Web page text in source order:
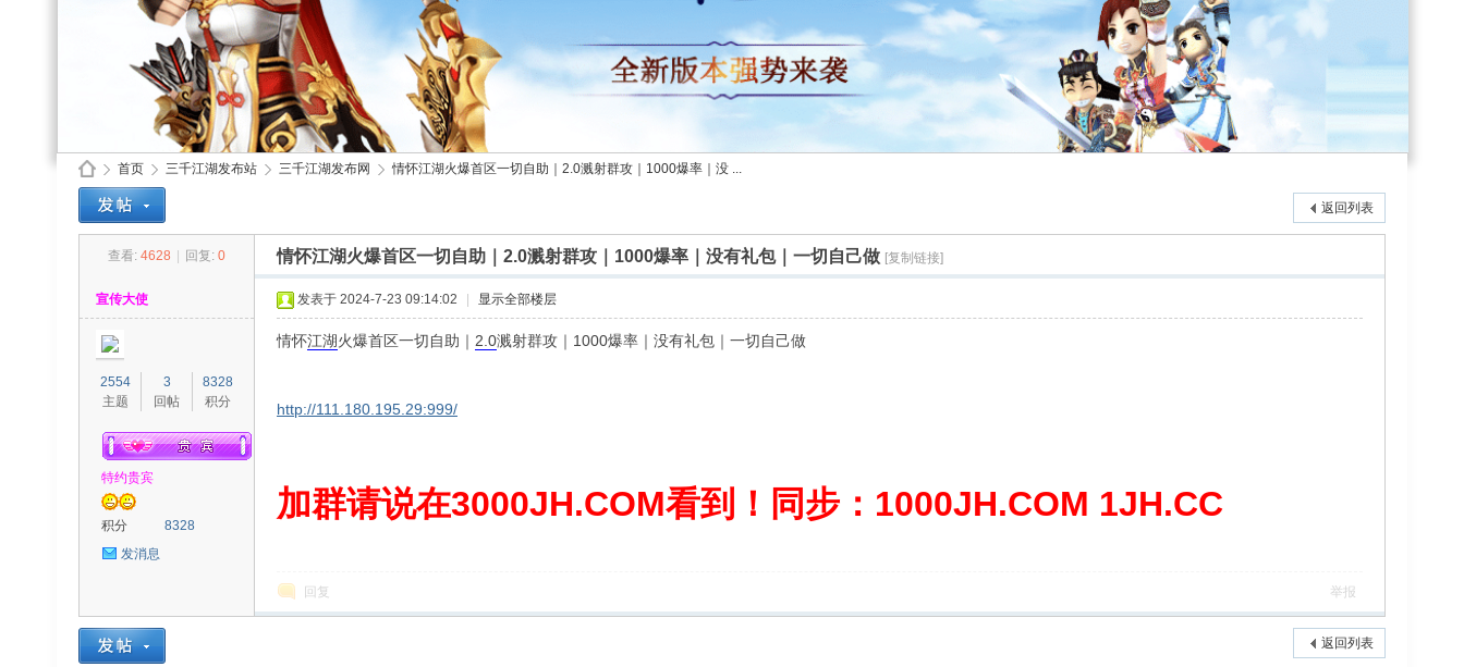
首页
›
三千江湖发布站 三千江湖发布网
›
情怀江湖火爆首区一切自助｜2.0溅射群攻｜1000爆率｜没 ...
返回列表
查看: 4628 回复: 0 情怀江湖火爆首区一切自助｜2.0溅射群攻｜1000爆率｜没有礼包｜一切自己做 [复制链接]
宣传大使
2554
主题
3
回帖
8328
积分
特约贵宾
积分
8328
发消息
发表于 2024-7-23 09:14:02 显示全部楼层
情怀江湖火爆首区一切自助｜ 2.0溅射群攻｜1000爆率｜没有礼包｜一切自己做
http://111.180.195.29:999/
加群请说在3000JH.COM看到！同步：1000JH.COM 1JH.CC
回复 举报
返回列表